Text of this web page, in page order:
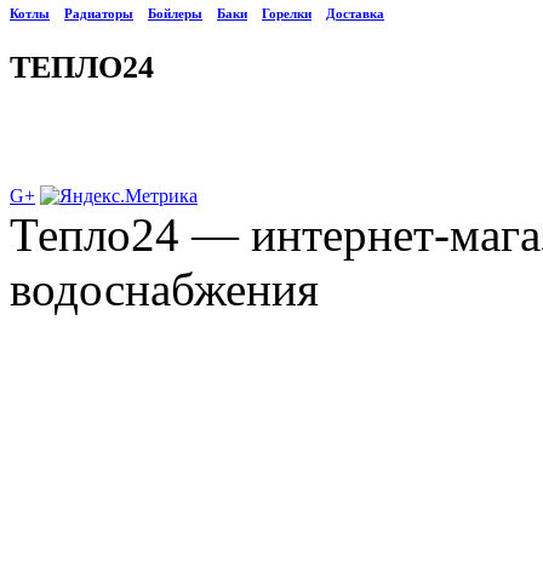
Котлы Радиаторы Бойлеры Баки Горелки Доставка
ТЕПЛО24
G+
Тепло24 — интернет-
водоснабжения